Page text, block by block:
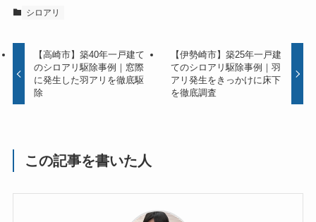
シロアリ
【高崎市】築40年一戸建て
のシロアリ駆除事例｜窓際
に発生した羽アリを徹底駆
除
【伊勢崎市】築25年一戸建
てのシロアリ駆除事例｜羽
アリ発生をきっかけに床下
を徹底調査
この記事を書いた人